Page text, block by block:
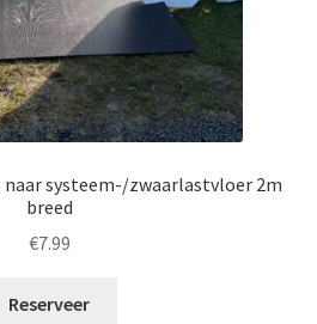
systeem-/zwaarlastvloer 2m
breed
€7.99
Reserveer